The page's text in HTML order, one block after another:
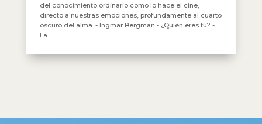
del conocimiento ordinario como lo hace el cine,
directo a nuestras emociones, profundamente al cuarto
oscuro del alma. - Ingmar Bergman - ¿Quién eres tú? -
La...